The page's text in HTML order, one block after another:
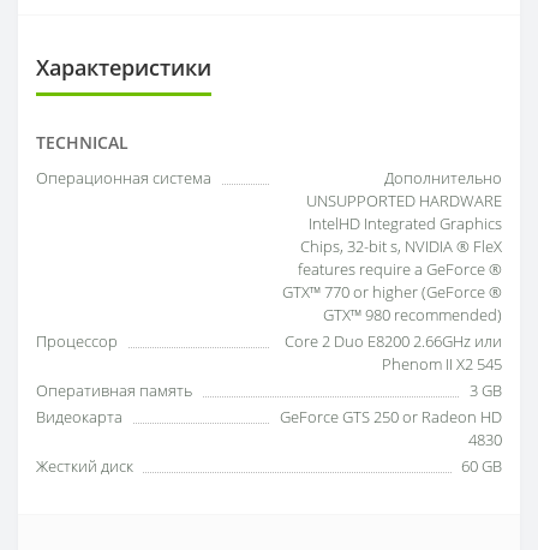
Характеристики
TECHNICAL
Операционная система
Дополнительно
UNSUPPORTED HARDWARE
IntelHD Integrated Graphics
Chips, 32-bit s, NVIDIA ® FleX
features require a GeForce ®
GTX™ 770 or higher (GeForce ®
GTX™ 980 recommended)
Процессор
Core 2 Duo E8200 2.66GHz или
Phenom II X2 545
Оперативная память
3 GB
Видеокарта
GeForce GTS 250 or Radeon HD
4830
Жесткий диск
60 GB